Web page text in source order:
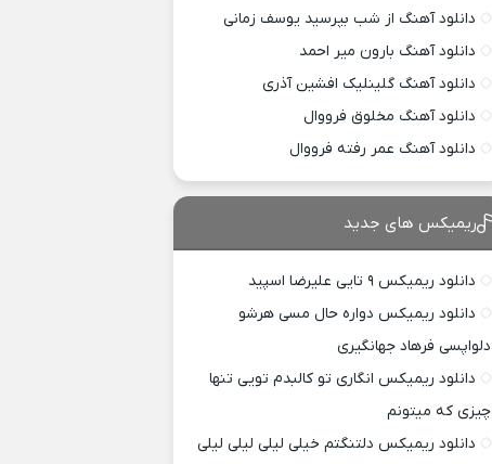
دانلود آهنگ از شب بپرسید یوسف زمانی
دانلود آهنگ بارون میر احمد
دانلود آهنگ گلینلیک افشین آذری
دانلود آهنگ مخلوق فرووال
دانلود آهنگ عمر رفته فرووال
ریمیکس های جدید
دانلود ریمیکس ۹ تایی علیرضا اسپید
دانلود ریمیکس دواره حال مسی هرشو
دلواپسی فرهاد جهانگیری
دانلود ریمیکس انگاری تو کالبدم تویی تنها
چیزی که میتونم
دانلود ریمیکس دلتنگتم خیلی لیلی لیلی لیلی